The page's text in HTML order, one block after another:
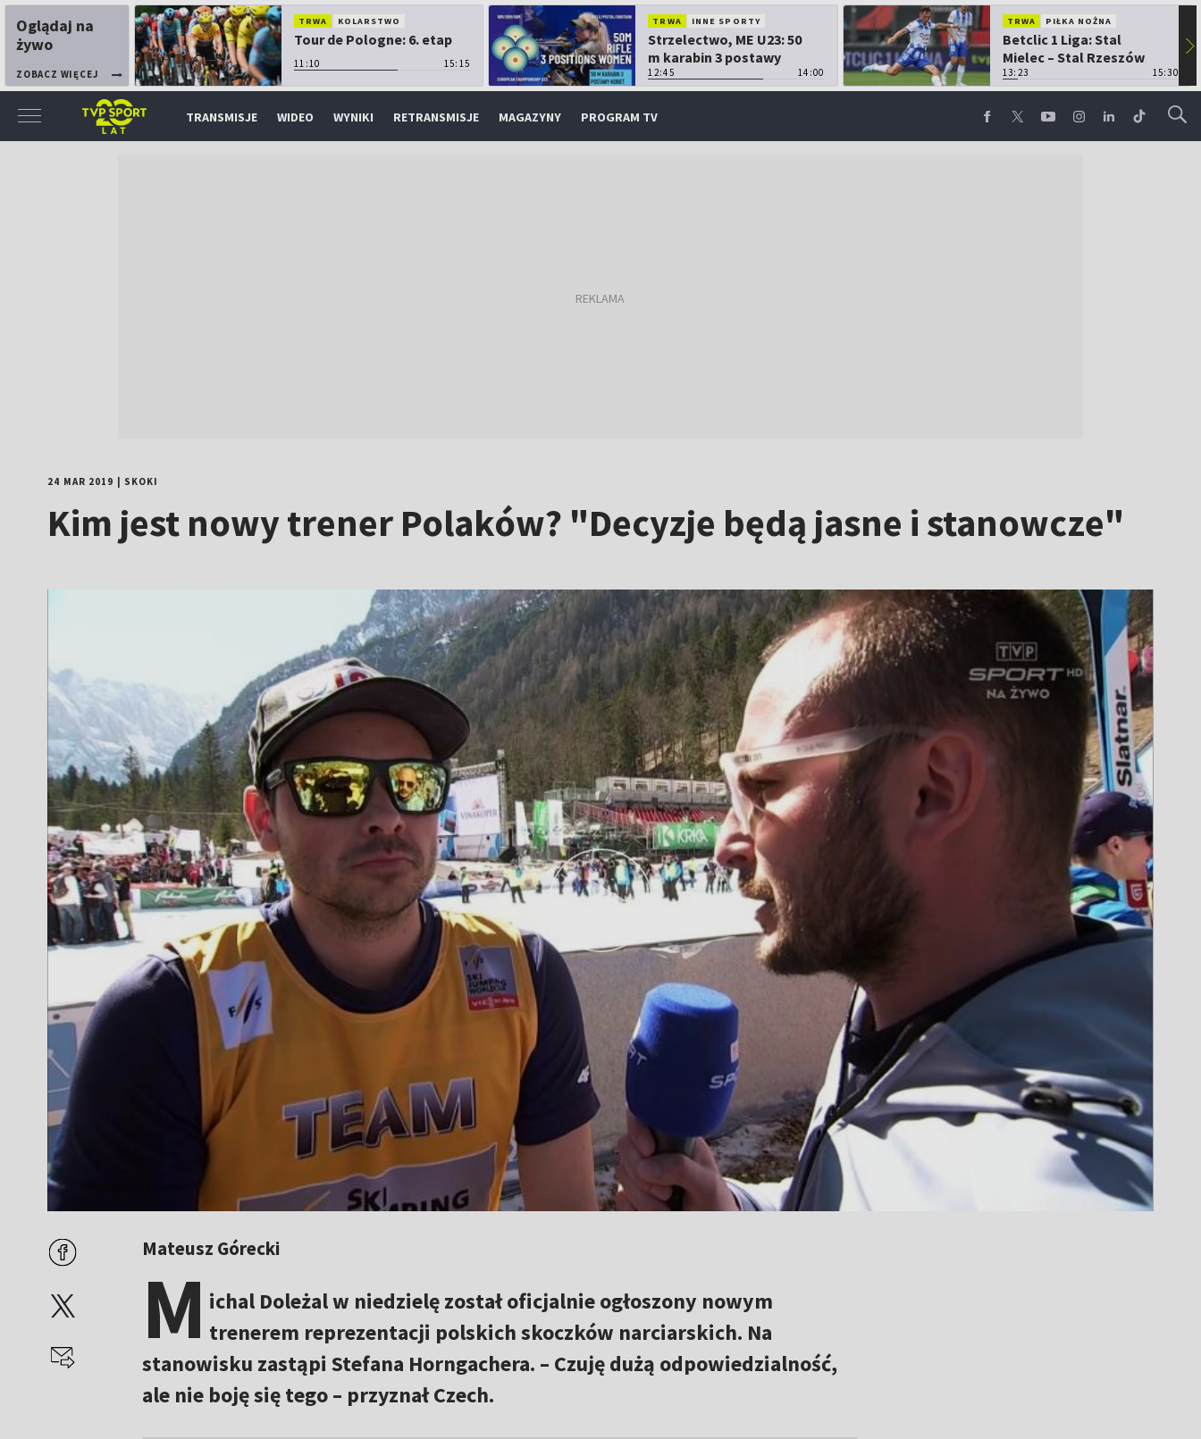
Oglądaj na
żywo
ZOBACZ WIĘCEJ
TRWA KOLARSTWO
Tour de Pologne: 6. etap
11:10 15:15
TRWA INNE SPORTY
Strzelectwo, ME U23: 50
m karabin 3 postawy
kobiet
12:45 14:00
TRWA PIŁKA NOŻNA
Betclic 1 Liga: Stal
Mielec – Stal Rzeszów
13:23 15:30
▶
TRANSMISJE WIDEO WYNIKI RETRANSMISJE MAGAZYNY PROGRAM TV
24 MAR 2019 SKOKI
Kim jest nowy trener Polaków? "Decyzje będą jasne i stanowcze"
Mateusz Górecki
M ichal Doleżal w niedzielę został oficjalnie ogłoszony nowym
trenerem reprezentacji polskich skoczków narciarskich. Na
stanowisku zastąpi Stefana Horngachera. – Czuję dużą odpowiedzialność,
ale nie boję się tego – przyznał Czech.